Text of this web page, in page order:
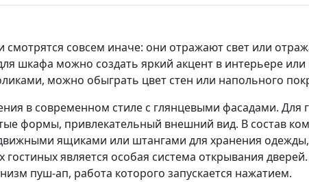
совсем иначе: они отражают свет или
шкафа можно создать яркий акцент в интерьере
можно обыграть цвет стен или напольного
в современном стиле с глянцевыми фасадами. Для
формы, привлекательный внешний вид. В состав
ящиками или штангами для хранения
является особая система открывания
пуш-ап, работа которого запускается нажатием.